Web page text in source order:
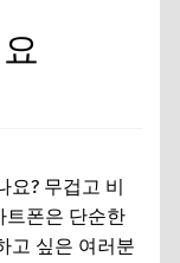
요? 무겁고 비
트폰은 단순한
고 싶은 여러분